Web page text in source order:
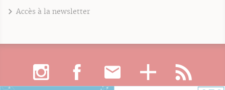
Accès à la newsletter